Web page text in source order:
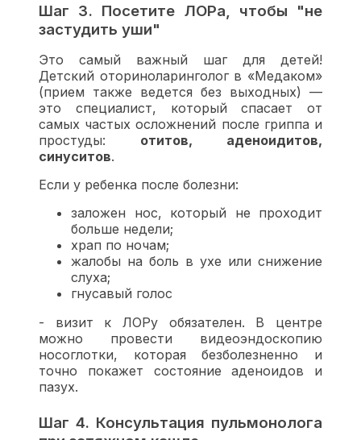
Шаг 3. Посетите ЛОРа, чтобы "не
застудить уши"
Это самый важный шаг для детей!
Детский оториноларинголог в «Медаком»
(прием также ведется без выходных) —
это специалист, который спасает от
самых частых осложнений после гриппа и
простуды: отитов, аденоидитов,
синуситов.
Если у ребенка после болезни:
заложен нос, который не проходит
больше недели;
храп по ночам;
жалобы на боль в ухе или снижение
слуха;
гнусавый голос
- визит к ЛОРу обязателен. В центре
можно провести видеоэндоскопию
носоглотки, которая безболезненно и
точно покажет состояние аденоидов и
пазух.
Шаг 4. Консультация пульмонолога